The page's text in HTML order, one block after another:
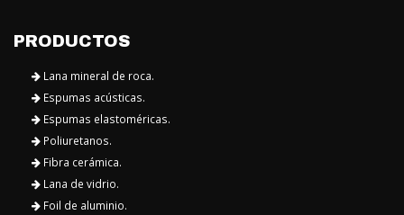
PRODUCTOS
Lana mineral de roca.
Espumas acústicas.
Espumas elastoméricas.
Poliuretanos.
Fibra cerámica.
Lana de vidrio.
Foil de aluminio.